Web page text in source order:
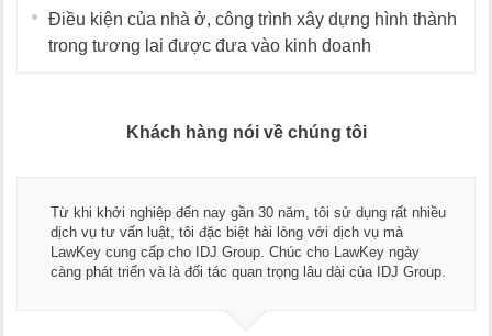
Điều kiện của nhà ở, công trình xây dựng hình thành
trong tương lai được đưa vào kinh doanh
Khách hàng nói về chúng tôi
Thay mặt Công ty Dương Cafe, tôi xin chân thành cảm ơn đội
ngũ luật sư, kế toán của LawKey. Thực sự yên tâm khi sử
dụng dịch vụ tư vấn pháp luật và kế toán thuế bên các bạn.
Chúc các bạn phát triển hơn, phục vụ tốt hơn cho cộng đồng